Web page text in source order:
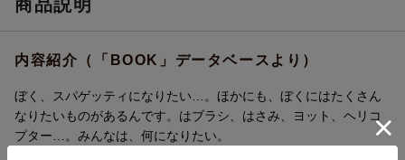
商品説明
内容紹介（「BOOK」データベースより）
ぼく、スパゲッティになりたい…。ほかにも、ぼくにはたくさん
なりたいものがあるんです。はブラシ、はさみ、ヨット、ヘリコ
プター…。みんなは、何になりたい。